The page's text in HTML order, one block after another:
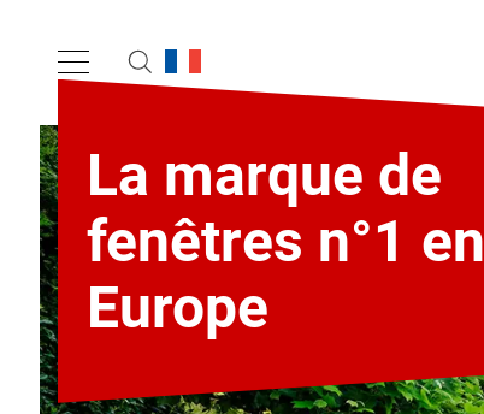
La marque de
fenêtres n°1 en
Europe